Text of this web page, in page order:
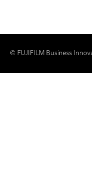
© FUJIFILM Business